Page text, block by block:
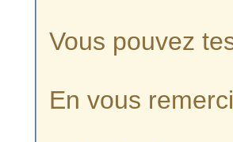
Vous pouvez
En vous